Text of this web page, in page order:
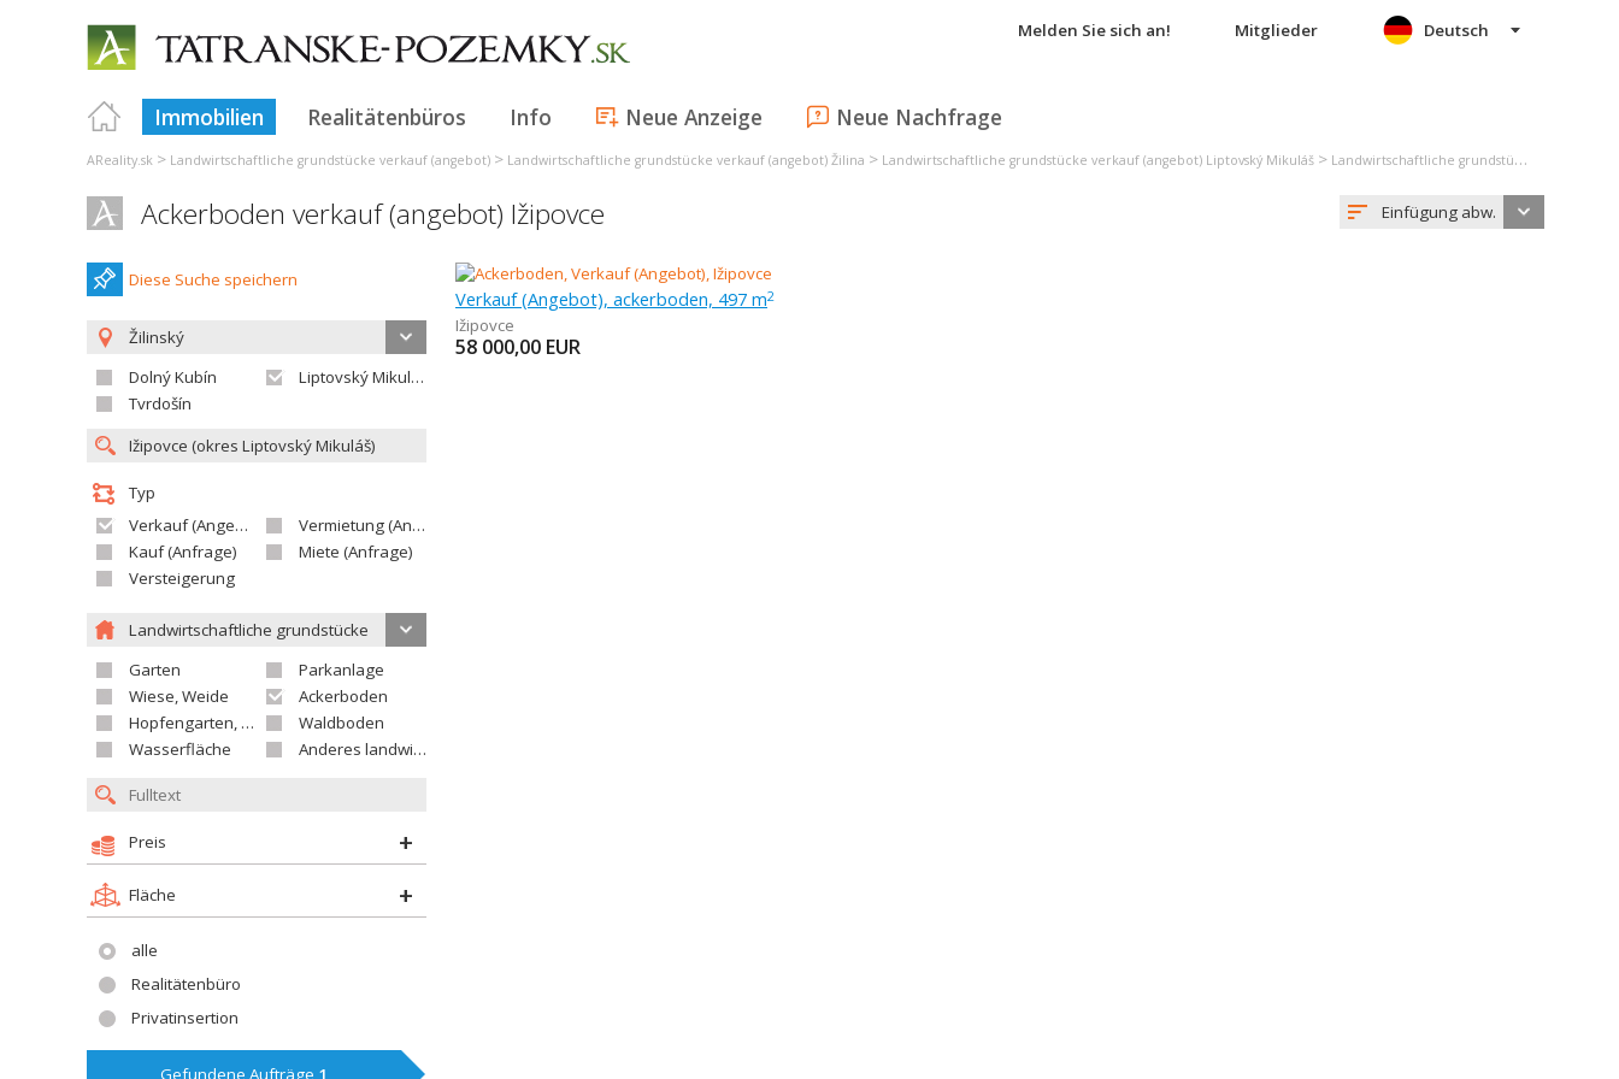
Melden Sie sich an! Mitglieder
Immobilien Realitätenbüros Info Neue Anzeige Neue Nachfrage
Deutsch
AReality.sk > Landwirtschaftliche grundstücke verkauf (angebot) > Landwirtschaftliche grundstücke verkauf (angebot) Žilina > Landwirtschaftliche grundstücke verkauf (angebot) Liptovský Mikuláš > Landwirtschaftliche grundstücke verkauf (angebot) Ižipovce
Ackerboden verkauf (angebot) Ižipovce Einfügung abw.
Diese Suche speichern
Žilinský
Dolný Kubín
Liptovský Mikuláš
Tvrdošín
Typ
Verkauf (Angebot)
Vermietung (Angebot)
Kauf (Anfrage)
Miete (Anfrage)
Versteigerung
Landwirtschaftliche grundstücke
Garten
Parkanlage
Wiese, Weide
Ackerboden
Hopfengarten, Weingarten
Waldboden
Wasserfläche
Anderes landwirtschaftliches Grundstück
Preis
Fläche
alle
Realitätenbüro
Privatinsertion
Gefundene Aufträge 1
Verkauf (Angebot), ackerboden, 497 m2
Ižipovce
58 000,00 EUR